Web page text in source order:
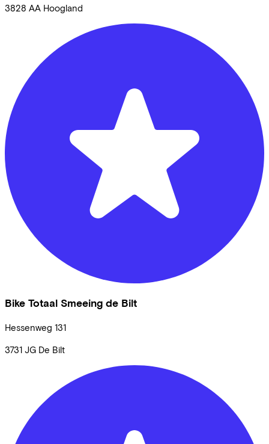
3828 AA Hoogland
Bike Totaal Smeeing de Bilt
Hessenweg 131
3731 JG De Bilt